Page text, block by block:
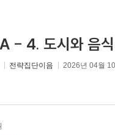
- 4. 도시와 음식
전략집단이음 2026년 04월